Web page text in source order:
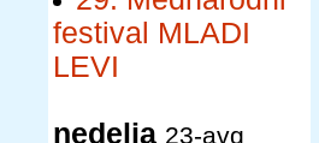
festival MLADI
LEVI
nedelja 23-avg